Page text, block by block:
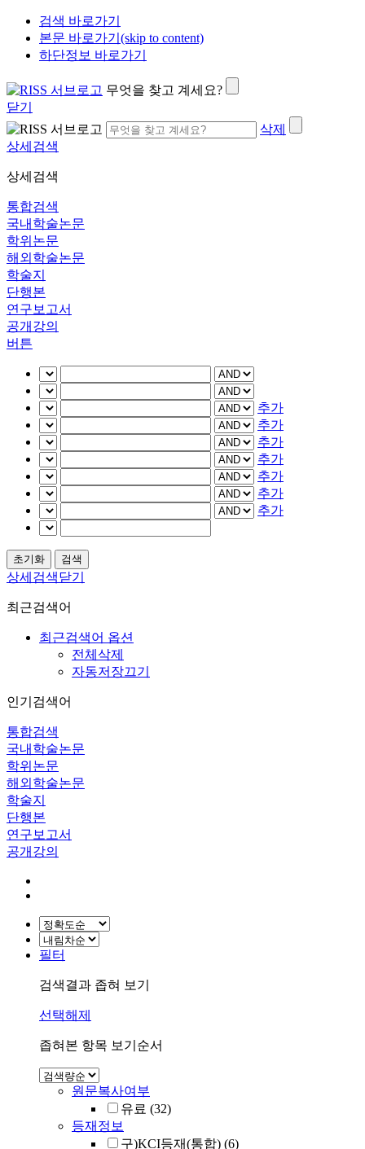
검색 바로가기
본문 바로가기(skip to content)
하단정보 바로가기
무엇을 찾고 계세요?
닫기
삭제
상세검색
상세검색
통합검색
국내학술논문
학위논문
해외학술논문
학술지
단행본
연구보고서
공개강의
버튼
추가
추가
추가
추가
추가
추가
추가
상세검색닫기
최근검색어
최근검색어 옵션
전체삭제
자동저장끄기
인기검색어
통합검색
국내학술논문
학위논문
해외학술논문
학술지
단행본
연구보고서
공개강의
필터
검색결과 좁혀 보기
선택해제
좁혀본 항목 보기순서
원문복사여부
유료 (32)
등재정보
구)KCI등재(통합) (6)